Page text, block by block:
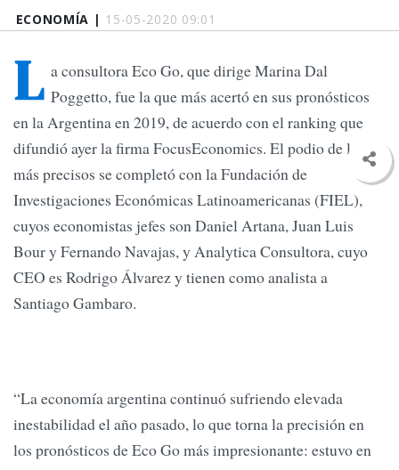
ECONOMÍA | 15-05-2020 09:01
L a consultora Eco Go, que dirige Marina Dal
Poggetto, fue la que más acertó en sus pronósticos
en la Argentina en 2019, de acuerdo con el ranking que
difundió ayer la firma FocusEconomics. El podio de los
más precisos se completó con la Fundación de
Investigaciones Económicas Latinoamericanas (FIEL),
cuyos economistas jefes son Daniel Artana, Juan Luis
Bour y Fernando Navajas, y Analytica Consultora, cuyo
CEO es Rodrigo Álvarez y tienen como analista a
Santiago Gambaro.
“La economía argentina continuó sufriendo elevada
inestabilidad el año pasado, lo que torna la precisión en
los pronósticos de Eco Go más impresionante: estuvo en